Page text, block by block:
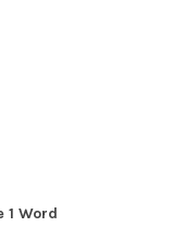
1 Word